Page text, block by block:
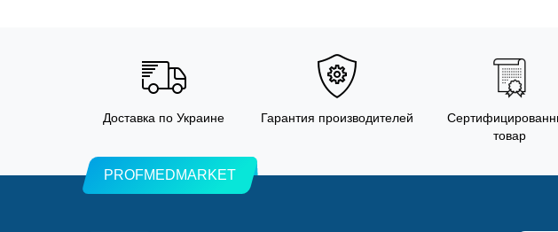
Доставка по Украине Гарантия производителей
товар
PROFMEDMARKET